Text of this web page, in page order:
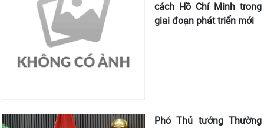
cách Hồ Chí Minh trong
giai đoạn phát triển mới
Phó Thủ tướng Thường